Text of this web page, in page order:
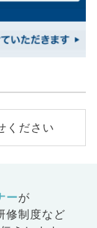
ください
ーが
修制度など